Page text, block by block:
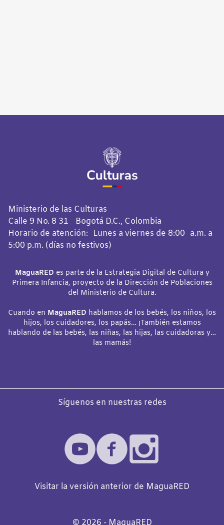
Ministerio de las Culturas
Calle 9 No. 8 31 Bogotá D.C., Colombia
Horario de atención: Lunes a viernes de 8:00 a.m. a
5:00 p.m. (días no festivos)
MaguaRED es parte de la Estrategia Digital de Cultura y
Primera Infancia, proyecto de la Dirección de Poblaciones
del Ministerio de Cultura.
Cuando en MaguaRED hablamos de los bebés, los niños, los
hijos, los cuidadores, los papás… ¡También estamos
hablando de las bebés, las niñas, las hijas, las cuidadoras y…
las mamás!
Síguenos en nuestras redes
Visitar la versión anterior de MaguaRED
©️ 2026 - MaguaRED